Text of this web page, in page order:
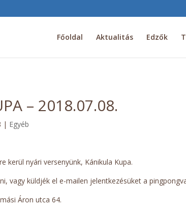
Főoldal Aktualitás Edzők
– 2018.07.08.
| Egyéb
kerül nyári versenyünk, Kánikula Kupa.
vagy küldjék el e-mailen jelentkezésüket a
Áron utca 64.